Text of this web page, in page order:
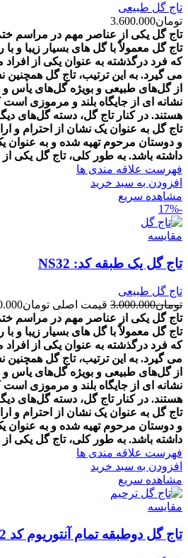
تاج گل طبیعی
تومان3.600.000
تاج گل یکی از عناصر مهم در مراسم
تاج گل معمولاً با گل های بسیار زیبا
که فرد درگذشته به عنوان یکی از
می گیرد. به این ترتیب، تاج گل
از گل‌های طبیعی و بویژه گل‌های یاس
نشانه ای از جایگاه بلند و مرموزی
هستند. در کنار تاج گل، دسته گل‌های
تاج گل به عنوان یک نشان از احترام
و دوستان مرحوم تهیه شده و به عنوان
داشته باشد. به طور کلی، تاج گل یکی
فهرست علاقه مندی ها
افزودن به سبد خرید
مشاهده سریع
-17%
مقایسه
تاج گل یک طبقه کد: NS32
تاج گل طبیعی
تومان3.000.000 قیمت اصلی تومان3.000.000 بود.
تاج گل یکی از عناصر مهم در مراسم
تاج گل معمولاً با گل های بسیار زیبا
که فرد درگذشته به عنوان یکی از
می گیرد. به این ترتیب، تاج گل
از گل‌های طبیعی و بویژه گل‌های یاس
نشانه ای از جایگاه بلند و مرموزی
هستند. در کنار تاج گل، دسته گل‌های
تاج گل به عنوان یک نشان از احترام
و دوستان مرحوم تهیه شده و به عنوان
داشته باشد. به طور کلی، تاج گل یکی
فهرست علاقه مندی ها
افزودن به سبد خرید
مشاهده سریع
مقایسه
تاج گل دوطبقه تمام آنتوریوم کد NS52